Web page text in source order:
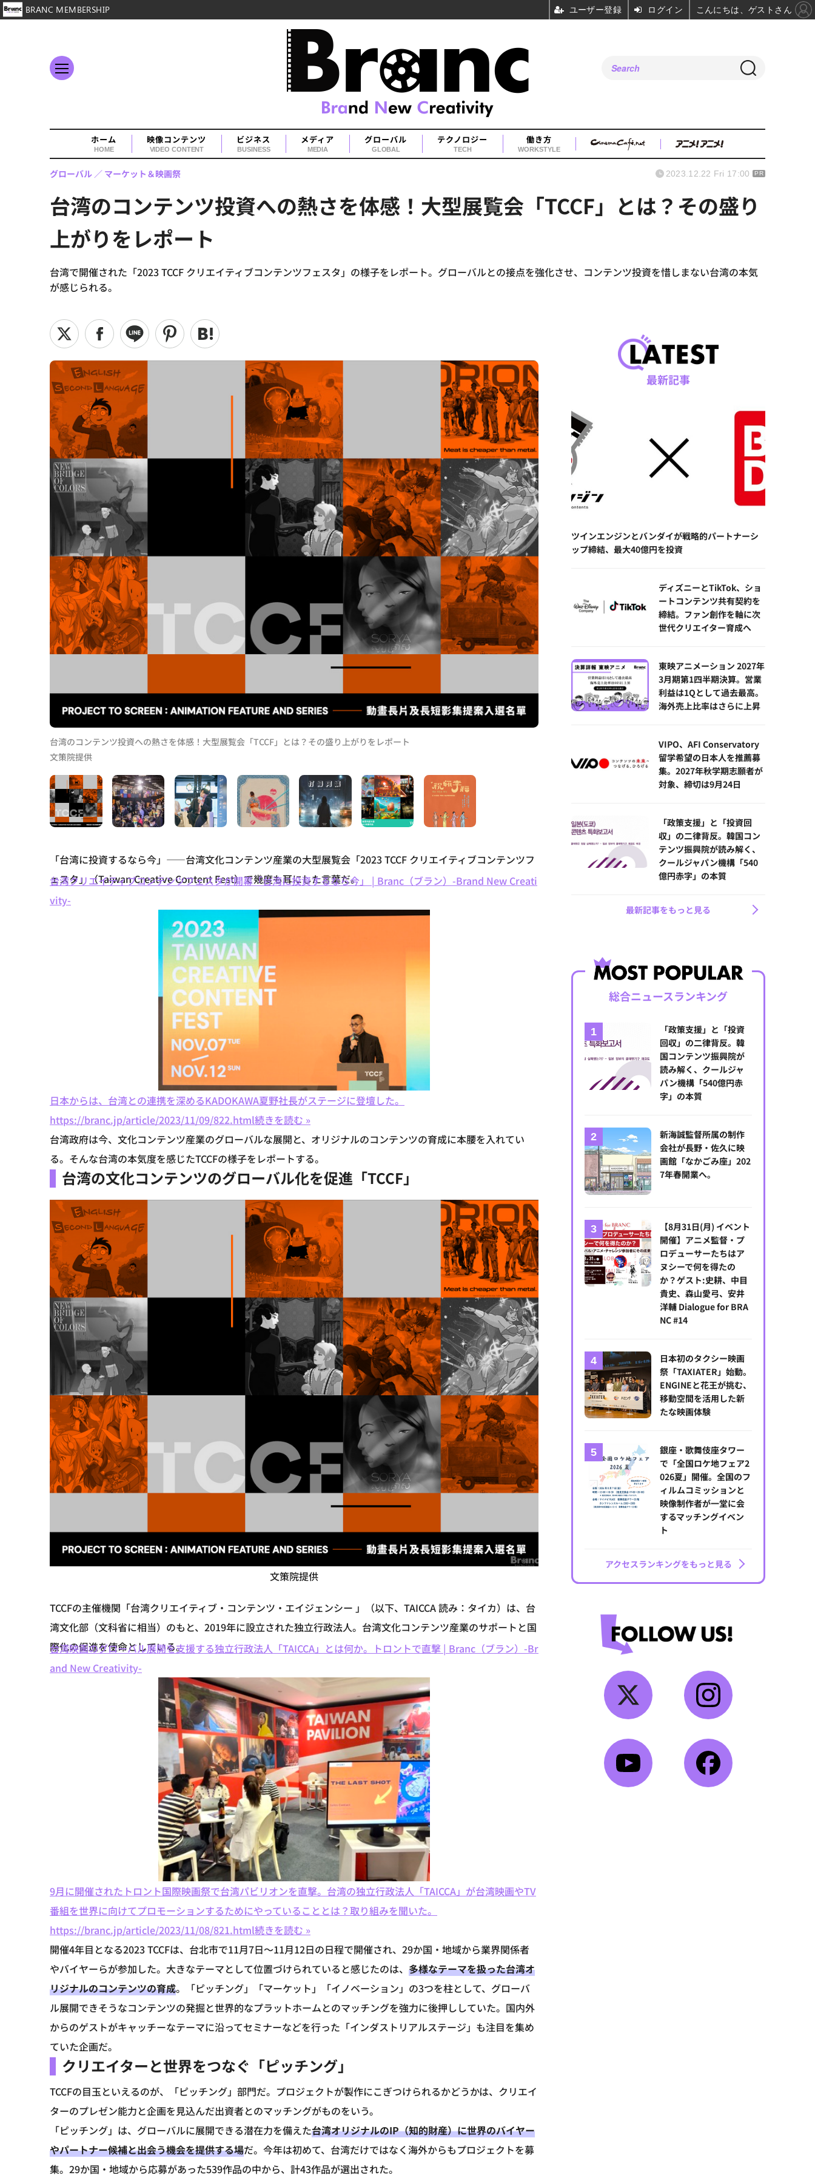
ホーム
HOME
映像コンテンツ
VIDEO CONTENT
ビジネス
BUSINESS
メディア
MEDIA
グローバル
GLOBAL
テクノロジー
TECH
働き方
WORKSTYLE
台湾のコンテンツ投資への熱さを体感！大型展覧会「TCCF」とは？その盛り
上がりをレポート
台湾で開催された「2023 TCCF クリエイティブコンテンツフェスタ」の様子をレポート。グローバルとの接点を強化させ、コンテンツ投資を惜しまない台湾の本気
が感じられる。
グローバル マーケット＆映画祭 2023.12.22 Fri 17:00 PR
文策院提供
台湾のコンテンツ投資への熱さを体感！大型展覧会「TCCF」とは？その盛り上がりをレポート
「台湾に投資するなら今」――台湾文化コンテンツ産業の大型展覧会「2023 TCCF クリエイティブコンテンツフ
ェスタ」（Taiwan Creative Content Fest）で幾度も耳にした言葉だ。
台湾クリエイティブコンテンツフェスタが開幕「台湾に投資するなら今」 | Branc（ブラン）-Brand New Creati
vity-
日本からは、台湾との連携を深めるKADOKAWA夏野社長がステージに登壇した。
https://branc.jp/article/2023/11/09/822.html続きを読む »
台湾政府は今、文化コンテンツ産業のグローバルな展開と、オリジナルのコンテンツの育成に本腰を入れてい
る。そんな台湾の本気度を感じたTCCFの様子をレポートする。
台湾の文化コンテンツのグローバル化を促進「TCCF」
文策院提供
TCCFの主催機関「台湾クリエイティブ・コンテンツ・エイジェンシー 」（以下、TAICCA 読み：タイカ）は、台
湾文化部（文科省に相当）のもと、2019年に設立された独立行政法人。台湾文化コンテンツ産業のサポートと国
際化の促進を使命としている。
台湾映画のグローバル展開を支援する独立行政法人「TAICCA」とは何か。トロントで直撃 | Branc（ブラン）-Br
and New Creativity-
9月に開催されたトロント国際映画祭で台湾パビリオンを直撃。台湾の独立行政法人「TAICCA」が台湾映画やTV
番組を世界に向けてプロモーションするためにやっていることとは？取り組みを聞いた。
https://branc.jp/article/2023/11/08/821.html続きを読む »
開催4年目となる2023 TCCFは、台北市で11月7日～11月12日の日程で開催され、29か国・地域から業界関係者
やバイヤーらが参加した。大きなテーマとして位置づけられていると感じたのは、 多様なテーマを扱った台湾オ
リジナルのコンテンツの育成。「ピッチング」「マーケット」「イノベーション」の3つを柱として、グローバ
ル展開できそうなコンテンツの発掘と世界的なプラットホームとのマッチングを強力に後押ししていた。国内外
からのゲストがキャッチーなテーマに沿ってセミナーなどを行った「インダストリアルステージ」も注目を集め
ていた企画だ。
クリエイターと世界をつなぐ 「ピッチング」
TCCFの目玉といえるのが、「ピッチング」部門だ。プロジェクトが製作にこぎつけられるかどうかは、クリエイ
ターのプレゼン能力と企画を見込んだ出資者とのマッチングがものをいう。
「ピッチング」は、グローバルに展開できる潜在力を備えた台湾オリジナルのIP（知的財産）に世界のバイヤー
やパートナー候補と出会う機会を提供する場だ。今年は初めて、台湾だけではなく海外からもプロジェクトを募
集。29か国・地域から応募があった539作品の中から、計43作品が選出された。
最新記事
ツインエンジンとバンダイが戦略的パートナーシ
ップ締結、最大40億円を投資
ディズニーとTikTok、ショ
ートコンテンツ共有契約を
締結。ファン創作を軸に次
世代クリエイター育成へ
東映アニメーション 2027年
3月期第1四半期決算。営業
利益は1Qとして過去最高。
海外売上比率はさらに上昇
VIPO、AFI Conservatory
留学希望の日本人を推薦募
集。2027年秋学期志願者が
対象、締切は9月24日
「政策支援」と「投資回
収」の二律背反。韓国コン
テンツ振興院が読み解く、
クールジャパン機構「540
億円赤字」の本質
最新記事をもっと見る
総合ニュースランキング
「政策支援」と「投資
回収」の二律背反。韓
国コンテンツ振興院が
読み解く、クールジャ
パン機構「540億円赤
字」の本質
新海誠監督所属の制作
会社が長野・佐久に映
画館「なかごみ座」202
7年春開業へ。
【8月31日(月) イベント
開催】アニメ監督・プ
ロデューサーたちはア
ヌシーで何を得たの
か？ゲスト:史耕、中目
貴史、森山愛弓、安井
洋輔 Dialogue for BRA
NC #14
日本初のタクシー映画
祭「TAXIATER」始動。
ENGINEと花王が挑む、
移動空間を活用した新
たな映画体験
銀座・歌舞伎座タワー
で「全国ロケ地フェア2
026夏」開催。全国のフ
ィルムコミッションと
映像制作者が一堂に会
するマッチングイベン
ト
アクセスランキングをもっと見る
BRANC MEMBERSHIP ユーザー登録 ログイン こんにちは、ゲストさん